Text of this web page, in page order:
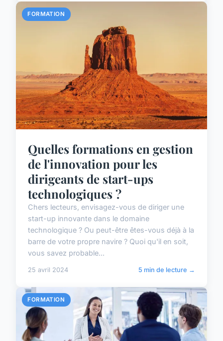
FORMATION
Quelles formations en gestion
de l'innovation pour les
dirigeants de start-ups
technologiques ?
Chers lecteurs, envisagez-vous de diriger une
start-up innovante dans le domaine
technologique ? Ou peut-être êtes-vous déjà à la
barre de votre propre navire ? Quoi qu'il en soit,
vous savez probable...
25 avril 2024 5 min de lecture →
FORMATION